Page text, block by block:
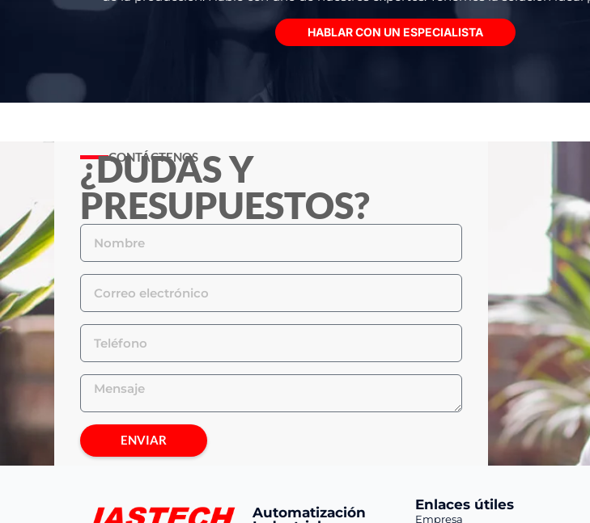
HABLAR CON UN ESPECIALISTA
CONTÁCTENOS
¿DUDAS Y
PRESUPUESTOS?
ENVIAR
Automatización
Enlaces útiles
Empresa